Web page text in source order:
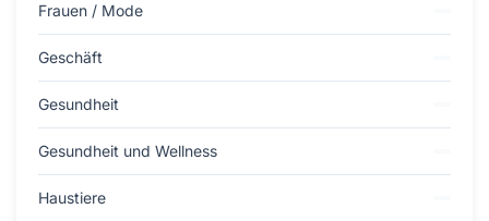
Frauen / Mode
Geschäft
Gesundheit
Gesundheit und Wellness
Haustiere